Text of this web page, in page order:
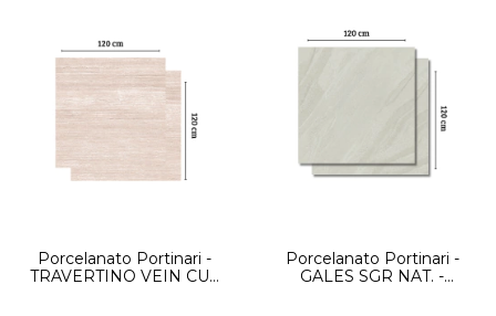
Porcelanato Portinari -
TRAVERTINO VEIN CUT
Porcelanato Portinari -
GALES SGR NAT. -